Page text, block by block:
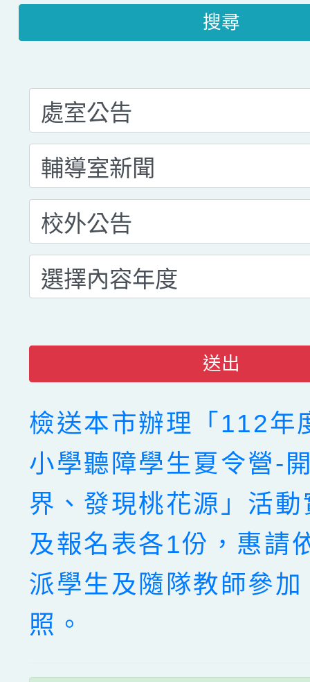
搜尋
送出
檢送本市辦理「112年
小學聽障學生夏令營-
界、發現桃花源」活
及報名表各1份，惠請
派學生及隨隊教師參加
照。